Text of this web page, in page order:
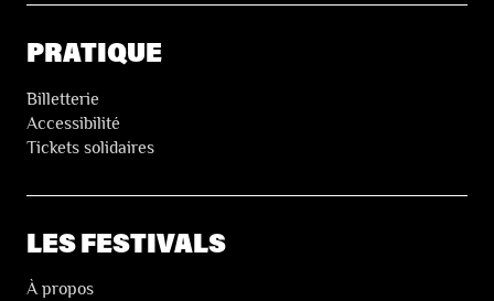
PRATIQUE
Billetterie
Accessibilité
Tickets solidaires
LES FESTIVALS
À propos